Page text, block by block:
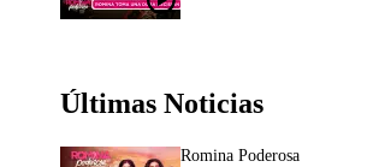
Últimas Noticias
Romina Poderosa